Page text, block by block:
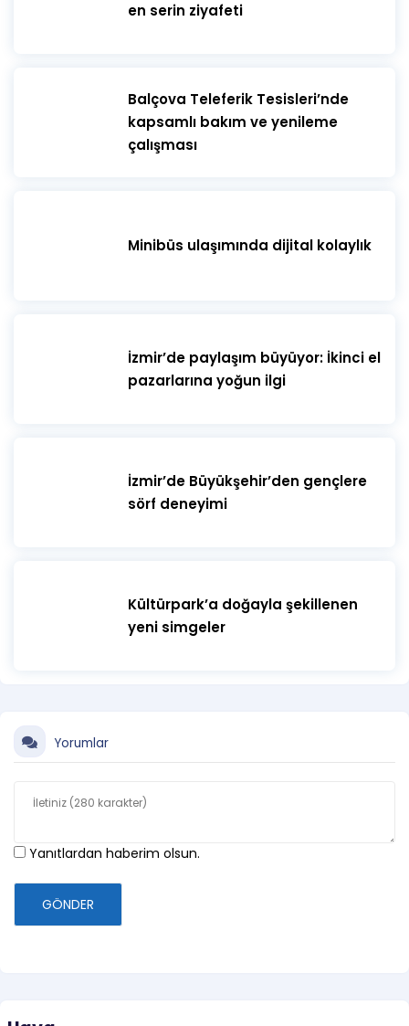
en serin ziyafeti
​Balçova Teleferik Tesisleri’nde
kapsamlı bakım ve yenileme
çalışması
Minibüs ulaşımında dijital kolaylık
İzmir’de paylaşım büyüyor: İkinci el
pazarlarına yoğun ilgi
İzmir’de Büyükşehir’den gençlere
sörf deneyimi
Kültürpark’a doğayla şekillenen
yeni simgeler
Yorumlar
Yanıtlardan haberim olsun.
GÖNDER